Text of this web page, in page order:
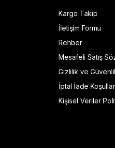
Kargo Takip
İletişim Formu
Rehber
Mesafeli Satış
Gizlilik ve
İptal İade
Kişisel Veriler